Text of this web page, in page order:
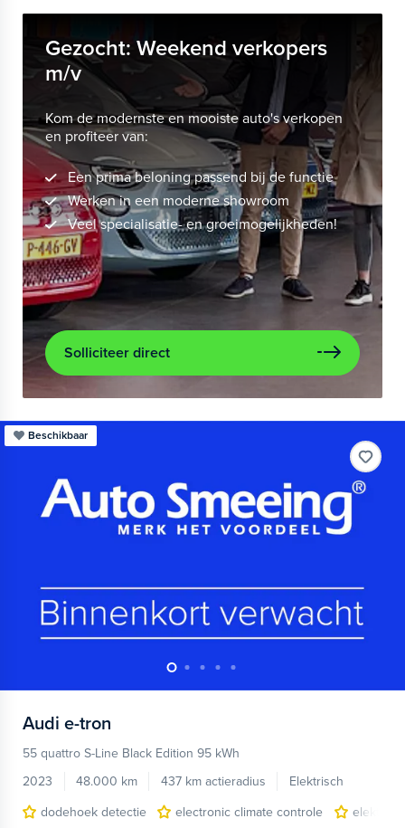
Gezocht: Weekend verkopers
m/v
Kom de modernste en mooiste auto's verkopen
en profiteer van:
Een prima beloning passend bij de functie
Werken in een moderne showroom
Veel specialisatie- en groeimogelijkheden!
Solliciteer direct
Beschikbaar
Audi e-tron
55 quattro S-Line Black Edition 95 kWh
2023
48.000 km 437 km actieradius
Elektrisch
dodehoek detectie
electronic climate controle